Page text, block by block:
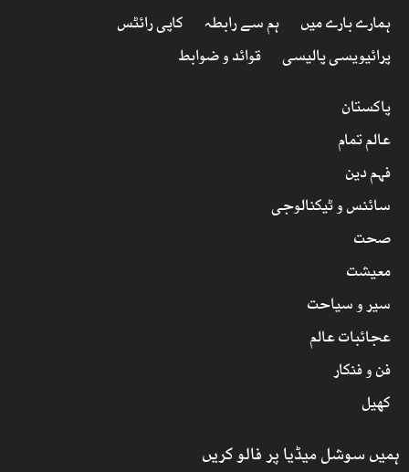
ہمارے بارے میں ہم سے رابطہ
کاپی رائٹس
پرائیویسی پالیسی
قوائد و ضوابط
پاکستان
عالم تمام
فہم دین
سائنس و ٹیکنالوجی
صحت
معیشت
سیر و سیاحت
عجائبات عالم
فن و فنکار
کھیل
ہمیں سوشل میڈیا پر فالو کریں